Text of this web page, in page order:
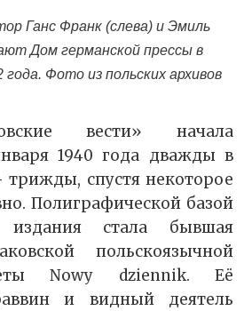
Ганс Франк (слева) и Эмиль
Дом германской прессы в
Фото из польских архивов
вести» начала
1940 года дважды в
трижды, спустя некоторое
Полиграфической базой
издания стала бывшая
польскоязычной
Nowy dziennik. Её
и видный деятель